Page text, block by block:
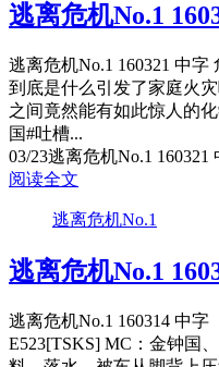
逃离危机No.1
逃离危机No.1 160321 中字
到底是什么引发了家庭火
之间竟然能有如此惊人的
国#吐槽...
03/23逃离危机No.1 160321
阅读全文
逃离危机No.1
逃离危机No.1
逃离危机No.1 160314 中
E523[TSKS] MC：金钟国